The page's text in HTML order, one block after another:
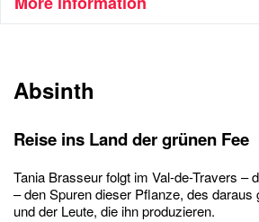
Absinth
Reise ins Land der grünen Fee
Tania Brasseur folgt im Val-de-Travers –
– den Spuren dieser Pflanze, des daraus
und der Leute, die ihn produzieren.